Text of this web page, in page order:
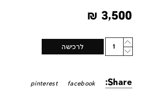
3,500
₪
Quantity
לרכישה
Share:
facebook
pinterest